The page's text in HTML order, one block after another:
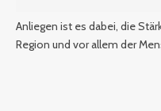
Anliegen ist es dabei, die
Region und vor allem der